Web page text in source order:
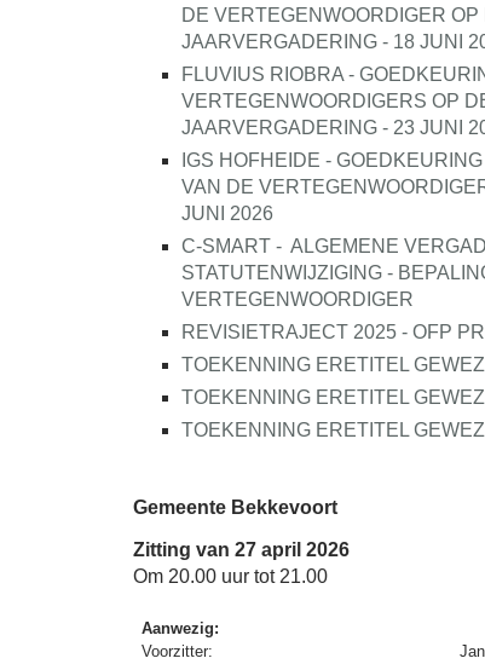
DE VERTEGENWOORDIGER
JAARVERGADERING - 18 JUNI
FLUVIUS RIOBRA -
VERTEGENWOORDIGERS OP
JAARVERGADERING - 23 JUNI
IGS HOFHEIDE -
VAN DE
JUNI 2026
C-SMART - ALGEMENE
STATUTENWIJZIGING -
VERTEGENWOORDIGER
REVISIETRAJECT 2025 - OFP
TOEKENNING ERETITEL
TOEKENNING ERETITEL
TOEKENNING ERETITEL
Gemeente Bekkevoort
Zitting van 27 april 2026
Om 20.00 uur tot 21.00
Aanwezig:
Voorzitter: